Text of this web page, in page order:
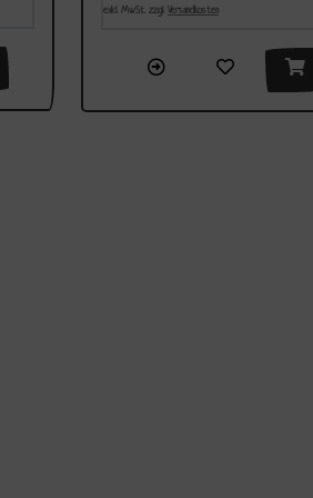
exkl. MwSt. zzgl. Versandkosten